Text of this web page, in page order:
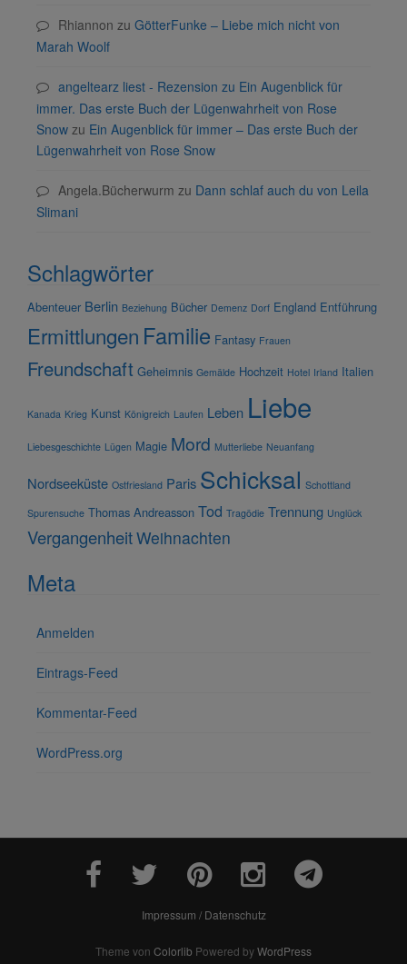
Rhiannon zu GötterFunke – Liebe mich nicht von
Marah Woolf
angeltearz liest - Rezension zu Ein Augenblick für
immer. Das erste Buch der Lügenwahrheit von Rose
Snow zu Ein Augenblick für immer – Das erste Buch der
Lügenwahrheit von Rose Snow
Angela.Bücherwurm zu Dann schlaf auch du von Leila
Slimani
Schlagwörter
Abenteuer Berlin Beziehung Bücher Demenz Dorf England Entführung
Ermittlungen Familie Fantasy Frauen
Freundschaft Geheimnis Gemälde Hochzeit Hotel Irland Italien
Kanada Krieg Kunst Königreich Laufen Leben Liebe
Liebesgeschichte Lügen Magie Mord Mutterliebe Neuanfang
Nordseeküste Ostfriesland Paris Schicksal Schottland
Spurensuche Thomas Andreasson Tod Tragödie Trennung Unglück
VergangenheitWeihnachten
Meta
Anmelden
Eintrags-Feed
Kommentar-Feed
WordPress.org
Impressum / Datenschutz
Theme von Colorlib Powered byWordPress